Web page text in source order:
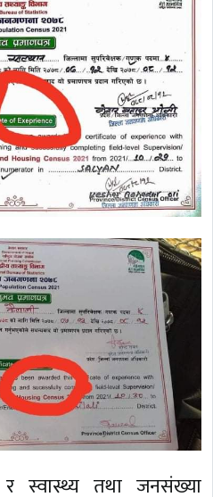
र स्वास्थ्य तथा जनसंख्या